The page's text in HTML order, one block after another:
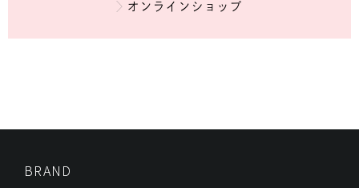
オンラインショップ
BRAND